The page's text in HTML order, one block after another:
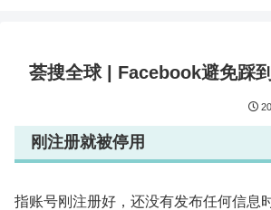
荟搜全球 | Facebook避免踩
刚注册就被停用
指账号刚注册好，还没有发布任何信息